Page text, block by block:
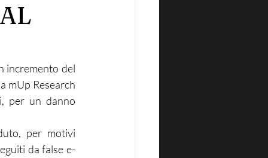
incremento del
a mUp Research
per un danno
per motivi
da false e-